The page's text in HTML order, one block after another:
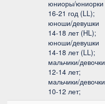
юниоры/юниорки
16-21 год (LL);
юноши/девушки
14-18 лет (HL);
юноши/девушки
14-18 лет (LL);
мальчики/девочки
12-14 лет;
мальчики/девочки
10-12 лет;